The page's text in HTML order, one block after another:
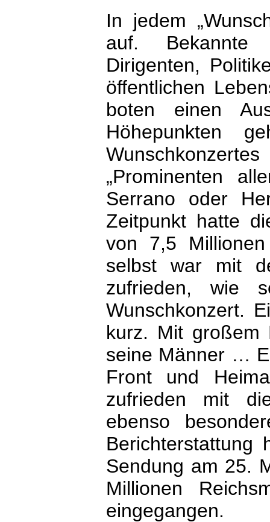
In jedem
auf. Bekannte
Dirigenten,
öffentlichen
boten einen
Höhepunkten
„Prominenten
Serrano oder
Zeitpunkt hatte
von 7,5
selbst war mit
zufrieden, wie
Wunsch­konzert.
kurz. Mit großem
seine Männer …
Front und
zufrieden mit
ebenso
Berichterstattung
Sendung am 25.
Millionen
eingegangen.